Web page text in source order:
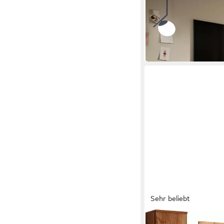
Einlegeböden
159,99 € UVP660,00 €
-76%
lieferbar in 2 Wochen
Sehr beliebt
OTTO HOME